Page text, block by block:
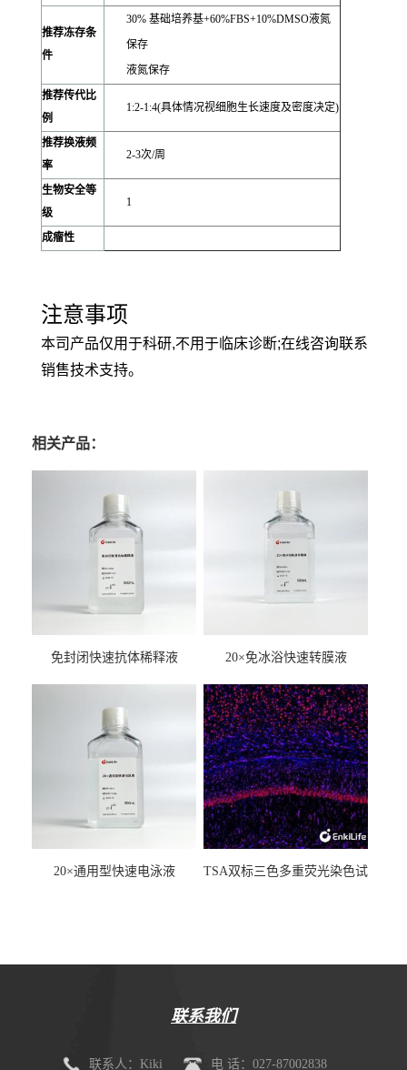
推荐冻存条
件
30% 基础培养基+60%FBS+10%DMSO液氮
保存
液氮保存
推荐传代比
例
1:2-1:4(具体情况视细胞生长速度及密度决定)
推荐换液频
率
2-3次/周
生物安全等
级
1
成瘤性
注意事项
本司产品仅用于科研,不用于临床诊断;在线咨询联系
销售技术支持。
相关产品：
免封闭快速抗体稀释液 20×免冰浴快速转膜液
20×通用型快速电泳液
TSA双标三色多重荧光染色试
联系我们
联系人：Kiki 电 话：027-87002838